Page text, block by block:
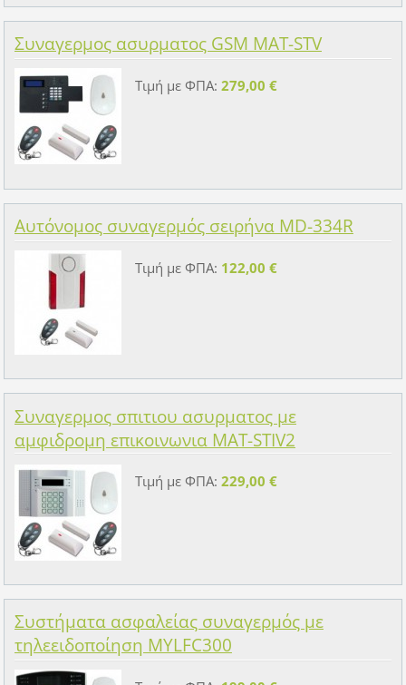
Συναγερμος ασυρματος GSM MAT-STV
Τιμή με ΦΠΑ: 279,00 €
Αυτόνομος συναγερμός σειρήνα MD-334R
Τιμή με ΦΠΑ: 122,00 €
Συναγερμος σπιτιου ασυρματος με
αμφιδρομη επικοινωνια MAT-STIV2
Τιμή με ΦΠΑ: 229,00 €
Συστήματα ασφαλείας συναγερμός με
τηλεειδοποίηση ΜYLFC300